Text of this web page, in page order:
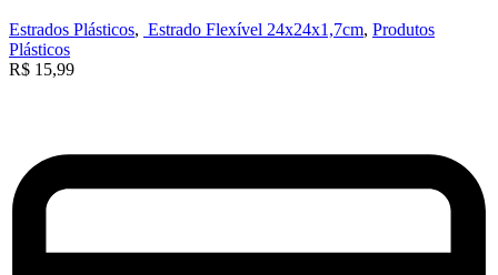
Estrados Plásticos, Estrado Flexível 24x24x1,7cm, Produtos
Plásticos
R$ 15,99